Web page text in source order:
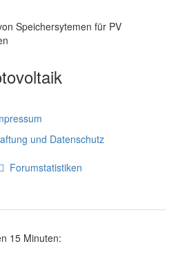
Speichersytemen für PV
und Datenschutz
Forumstatistiken
15 Minuten: